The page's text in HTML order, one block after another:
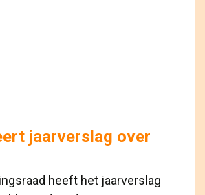
jaarverslag over
heeft het jaarverslag